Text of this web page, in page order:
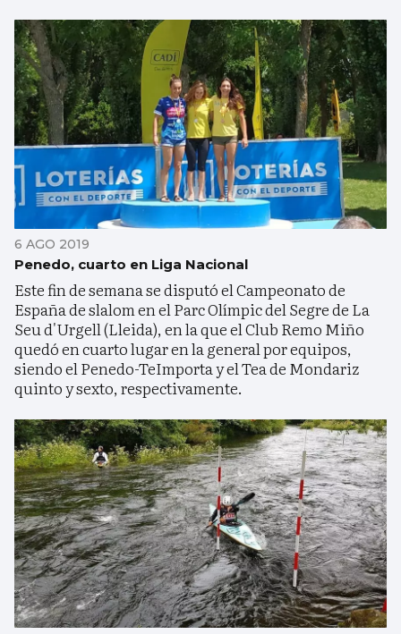
6 AGO 2019
Penedo, cuarto en Liga Nacional
Este fin de semana se disputó el Campeonato de
España de slalom en el Parc Olímpic del Segre de La
Seu d'Urgell (Lleida), en la que el Club Remo Miño
quedó en cuarto lugar en la general por equipos,
siendo el Penedo-TeImporta y el Tea de Mondariz
quinto y sexto, respectivamente.